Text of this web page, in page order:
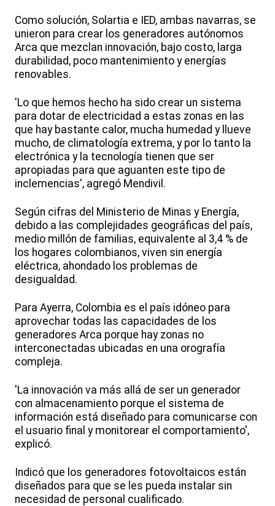
Como solución, Solartia e IED, ambas navarras, se
unieron para crear los generadores autónomos
Arca que mezclan innovación, bajo costo, larga
durabilidad, poco mantenimiento y energías
renovables.
'Lo que hemos hecho ha sido crear un sistema
para dotar de electricidad a estas zonas en las
que hay bastante calor, mucha humedad y llueve
mucho, de climatología extrema, y por lo tanto la
electrónica y la tecnología tienen que ser
apropiadas para que aguanten este tipo de
inclemencias', agregó Mendivil.
Según cifras del Ministerio de Minas y Energía,
debido a las complejidades geográficas del país,
medio millón de familias, equivalente al 3,4 % de
los hogares colombianos, viven sin energía
eléctrica, ahondado los problemas de
desigualdad.
Para Ayerra, Colombia es el país idóneo para
aprovechar todas las capacidades de los
generadores Arca porque hay zonas no
interconectadas ubicadas en una orografía
compleja.
'La innovación va más allá de ser un generador
con almacenamiento porque el sistema de
información está diseñado para comunicarse con
el usuario final y monitorear el comportamiento',
explicó.
Indicó que los generadores fotovoltaicos están
diseñados para que se les pueda instalar sin
necesidad de personal cualificado.